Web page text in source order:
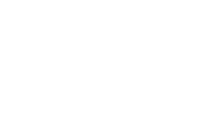
darüber, ob Sie ein
und wie Sie ein
müssen, lesen Sie